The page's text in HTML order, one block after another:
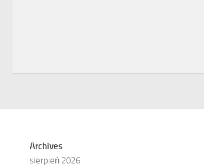
Archives
sierpień 2026